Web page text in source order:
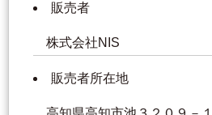
販売者
株式会社NIS
販売者所在地